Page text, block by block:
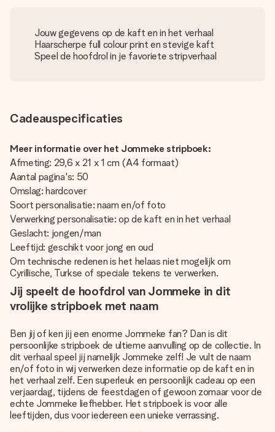
Jouw gegevens op de kaft en in het verhaal
Haarscherpe full colour print en stevige kaft
Speel de hoofdrol in je favoriete stripverhaal
Cadeauspecificaties
Meer informatie over het Jommeke stripboek:
Afmeting: 29,6 x 21 x 1 cm (A4 formaat)
Aantal pagina's: 50
Omslag: hardcover
Soort personalisatie: naam en/of foto
Verwerking personalisatie: op de kaft en in het verhaal
Geslacht: jongen/man
Leeftijd: geschikt voor jong en oud
Om technische redenen is het helaas niet mogelijk om
Cyrillische, Turkse of speciale tekens te verwerken.
Jij speelt de hoofdrol van Jommeke in dit
vrolijke stripboek met naam
Ben jij of ken jij een enorme Jommeke fan? Dan is dit
persoonlijke stripboek de ultieme aanvulling op de collectie. In
dit verhaal speel jij namelijk Jommeke zelf! Je vult de naam
en/of foto in wij verwerken deze informatie op de kaft en in
het verhaal zelf. Een superleuk en persoonlijk cadeau op een
verjaardag, tijdens de feestdagen of gewoon zomaar voor de
echte Jommeke liefhebber. Het stripboek is voor alle
leeftijden, dus voor iedereen een unieke verrassing.